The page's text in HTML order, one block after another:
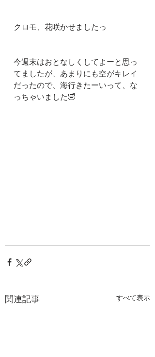
クロモ、花咲かせましたっ
今週末はおとなしくしてよーと思っ
てましたが、あまりにも空がキレイ
だったので、海行きたーいって、な
っちゃいました🤣
関連記事 すべて表示